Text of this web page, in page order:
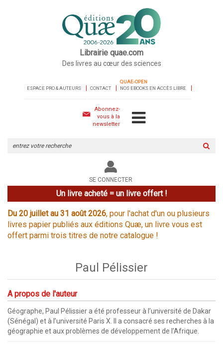
Librairie quae.com
Des livres au cœur des sciences
ESPACE PRO & AUTEURS CONTACT
QUAE-OPEN
NOS EBOOKS EN ACCÈS LIBRE
Abonnez-
vous à la
newsletter
le
site
SE CONNECTER
Un livre acheté = un livre offert !
Du 20 juillet au 31 août 2026, pour l'achat d'un ou plusieurs
livres papier publiés aux éditions Quæ, un livre vous est
offert parmi trois titres de notre catalogue !
Paul Pélissier
A propos de l'auteur
Géographe, Paul Pélissier a été professeur à l’université de Dakar
(Sénégal) et à l’université Paris X. Il a consacré ses recherches à la
géographie et aux problèmes de développement de l’Afrique.